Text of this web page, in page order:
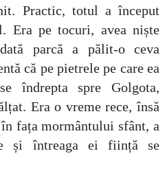
Practic, totul a început
Era pe tocuri, avea niște
parcă a pălit-o ceva
că pe pietrele pe care ea
îndrepta spre Golgota,
Era o vreme rece, însă
fața mormântului sfânt, a
și întreaga ei ființă se